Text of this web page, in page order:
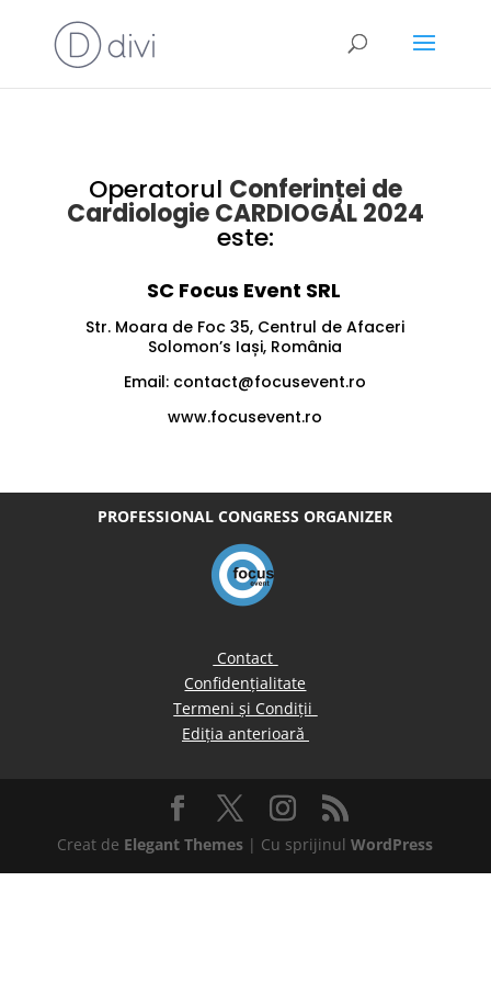
Operatorul Conferinței de
Cardiologie CARDIOGAL 2024
este:
SC Focus Event SRL
Str. Moara de Foc 35, Centrul de Afaceri
Solomon’s Iași, România
Email: contact@focusevent.ro
www.focusevent.ro
PROFESSIONAL CONGRESS ORGANIZER
Contact
Confidențialitate
Termeni și Condiții
Ediția anterioară
Creat de Elegant Themes | Cu sprijinulWordPress